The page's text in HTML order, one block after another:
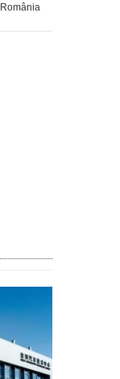
România